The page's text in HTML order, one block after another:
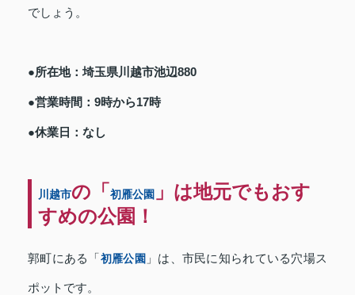
でしょう。
●所在地：埼玉県川越市池辺880
●営業時間：9時から17時
●休業日：なし
川越市の「初雁公園 」は地元でもおす
すめの公園！
郭町にある「初雁公園」は、市民に知られている穴場ス
ポットです。